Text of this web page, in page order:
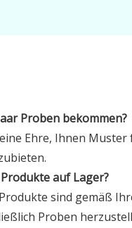
Proben bekommen?
Ehre, Ihnen Muster
Produkte auf Lager?
sind gemäß
Proben